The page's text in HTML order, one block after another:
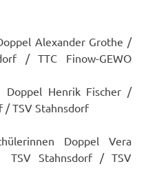
Alexander Grothe /
/ TTC Finow-GEWO
Henrik Fischer /
/ TSV Stahnsdorf
Doppel Vera
Stahnsdorf / TSV